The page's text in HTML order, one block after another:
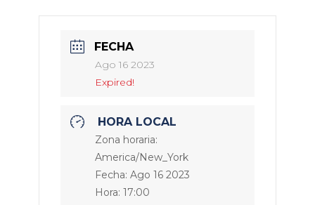
FECHA
Ago 16 2023
Expired!
HORA LOCAL
Zona horaria:
America/New_York
Fecha: Ago 16 2023
Hora: 17:00